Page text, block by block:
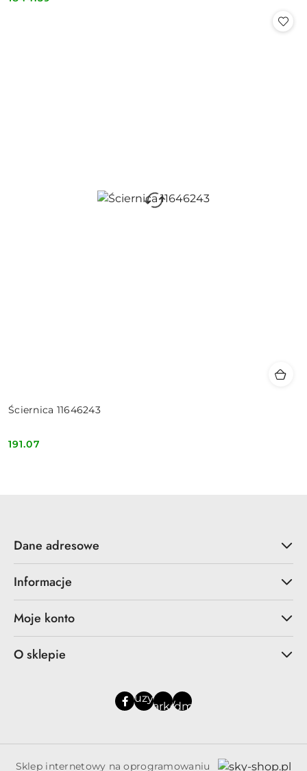
Cena:
Ściernica 11646243
Cena:
191.07
Dane adresowe
Informacje
Moje konto
O sklepie
Sklep internetowy na oprogramowaniu